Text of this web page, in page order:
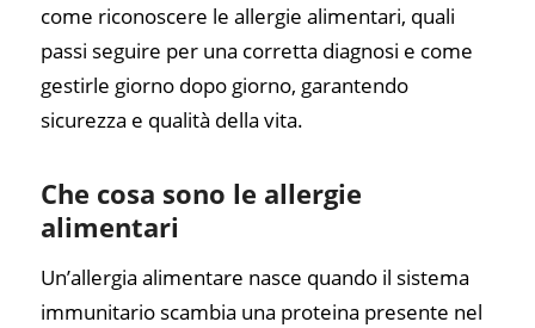
come riconoscere le allergie alimentari, quali
passi seguire per una corretta diagnosi e come
gestirle giorno dopo giorno, garantendo
sicurezza e qualità della vita.
Che cosa sono le allergie
alimentari
Un’allergia alimentare nasce quando il sistema
immunitario scambia una proteina presente nel